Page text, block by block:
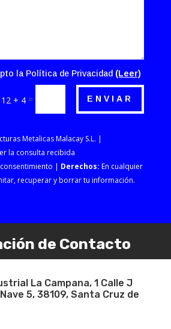
la Política de Privacidad (Leer)
12 + 4 = ENVIAR
Metalicas Malacay S.L. |
la consulta recibida
| Derechos: En cualquier
recuperar y borrar tu información.
de Contacto
La Campana, 1 Calle J
5, 38109, Santa Cruz de